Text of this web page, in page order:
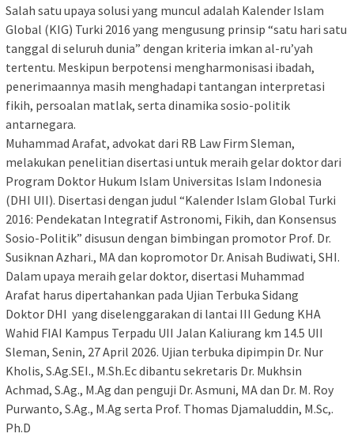
Salah satu upaya solusi yang muncul adalah Kalender Islam
Global (KIG) Turki 2016 yang mengusung prinsip “satu hari satu
tanggal di seluruh dunia” dengan kriteria imkan al-ru’yah
tertentu. Meskipun berpotensi mengharmonisasi ibadah,
penerimaannya masih menghadapi tantangan interpretasi
fikih, persoalan matlak, serta dinamika sosio-politik
antarnegara.
Muhammad Arafat, advokat dari RB Law Firm Sleman,
melakukan penelitian disertasi untuk meraih gelar doktor dari
Program Doktor Hukum Islam Universitas Islam Indonesia
(DHI UII). Disertasi dengan judul “Kalender Islam Global Turki
2016: Pendekatan Integratif Astronomi, Fikih, dan Konsensus
Sosio-Politik” disusun dengan bimbingan promotor Prof. Dr.
Susiknan Azhari., MA dan kopromotor Dr. Anisah Budiwati, SHI.
Dalam upaya meraih gelar doktor, disertasi Muhammad
Arafat harus dipertahankan pada Ujian Terbuka Sidang
Doktor DHI yang diselenggarakan di lantai III Gedung KHA
Wahid FIAI Kampus Terpadu UII Jalan Kaliurang km 14.5 UII
Sleman, Senin, 27 April 2026. Ujian terbuka dipimpin Dr. Nur
Kholis, S.Ag.SEI., M.Sh.Ec dibantu sekretaris Dr. Mukhsin
Achmad, S.Ag., M.Ag dan penguji Dr. Asmuni, MA dan Dr. M. Roy
Purwanto, S.Ag., M.Ag serta Prof. Thomas Djamaluddin, M.Sc,.
Ph.D